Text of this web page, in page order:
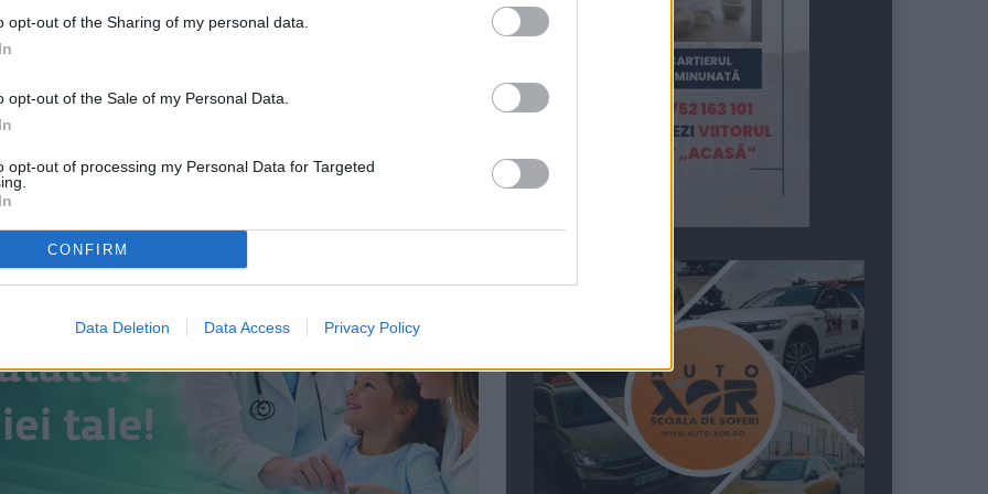
opt-out of the Sharing of my personal data.
opt-out of the Sale of my Personal Data.
opt-out of processing my Personal Data for Targeted
CONFIRM
Data Deletion Data Access Privacy Policy
de Andrei Pinticanu și Luis Lăcătuș este încă
detaliu
în contextul acumulării experienției în marile